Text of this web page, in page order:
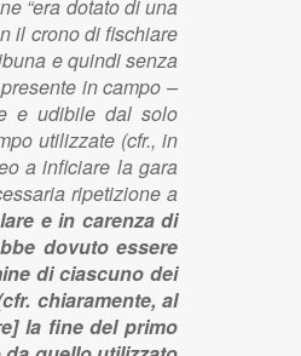
“era dotato di una
il crono di fischiare
e quindi senza
in campo –
e udibile dal solo
utilizzate (cfr., in
a inficiare la gara
ripetizione a
e in carenza di
dovuto essere
di ciascuno dei
chiaramente, al
la fine del primo